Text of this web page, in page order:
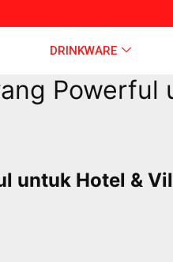
DRINKWARE
Powerful
untuk Hotel &